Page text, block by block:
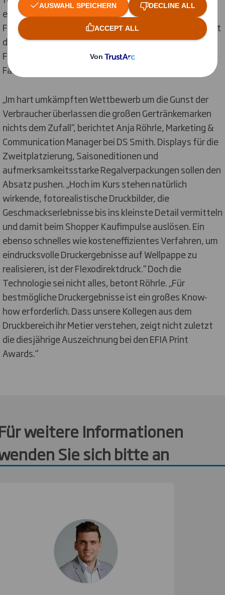
eintauchenden Früchte transportiert. Gedruckt im
Flexodirektdruck im 24er Raster in fünf Farben besticht
die Regalverpackung mit außergewöhnlicher
Farbbrillanz, scharfen Bilddetails und zarten
Farbverläufen.
„Im hart umkämpften Wettbewerb um die Gunst der
Verbraucher überlassen die großen Gertränkemarken
nichts dem Zufall“, berichtet Anja Röhrle, Marketing &
Communication Manager bei DS Smith. Displays für die
Zweitplatzierung, Saisoneditionen und
aufmerksamkeitsstarke Regalverpackungen sollen den
Absatz pushen. „Hoch im Kurs stehen natürlich
wirkende, fotorealistische Druckbilder, die
Geschmackserlebnisse bis ins kleinste Detail vermitteln
und damit beim Shopper Kaufimpulse auslösen. Ein
ebenso schnelles wie kosteneffizientes Verfahren, um
eindrucksvolle Druckergebnisse auf Wellpappe zu
realisieren, ist der Flexodirektdruck.“ Doch die
Technologie sei nicht alles, betont Röhrle. „Für
bestmögliche Druckergebnisse ist ein großes Know-
how erforderlich. Dass unsere Kollegen aus dem
Druckbereich ihr Metier verstehen, zeigt nicht zuletzt
die diesjährige Auszeichnung bei den EFIA Print
Awards.“
weitere Informationen
Sie sich bitte an